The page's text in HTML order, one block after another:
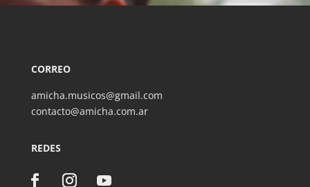
CORREO
amicha.musicos@gmail.com
contacto@amicha.com.ar
REDES